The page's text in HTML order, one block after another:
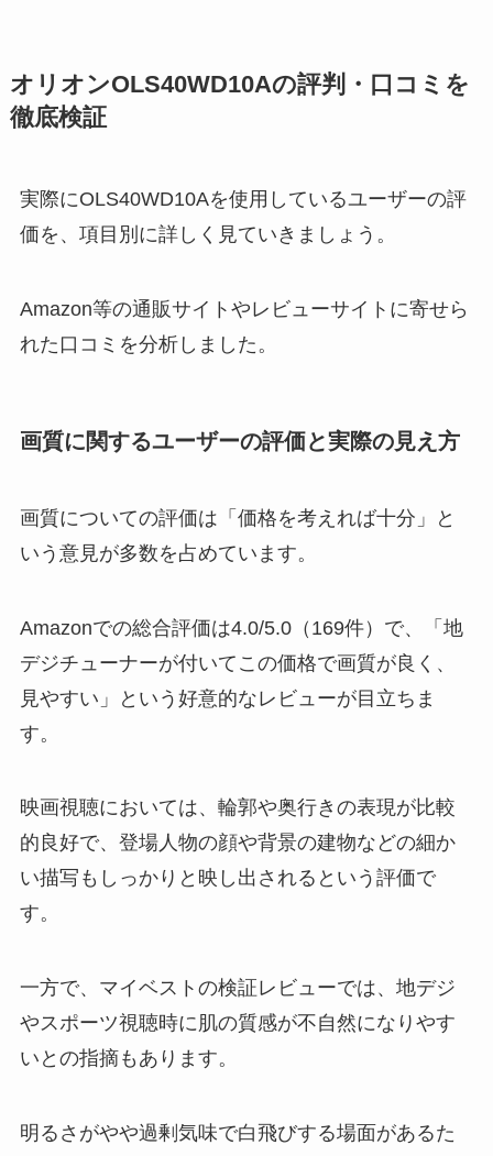
オリオンOLS40WD10Aの評判・口コミを
徹底検証
実際にOLS40WD10Aを使用しているユーザーの評
価を、項目別に詳しく見ていきましょう。
Amazon等の通販サイトやレビューサイトに寄せら
れた口コミを分析しました。
画質に関するユーザーの評価と実際の見え方
画質についての評価は「価格を考えれば十分」と
いう意見が多数を占めています。
Amazonでの総合評価は4.0/5.0（169件）で、「地
デジチューナーが付いてこの価格で画質が良く、
見やすい」という好意的なレビューが目立ちま
す。
映画視聴においては、輪郭や奥行きの表現が比較
的良好で、登場人物の顔や背景の建物などの細か
い描写もしっかりと映し出されるという評価で
す。
一方で、マイベストの検証レビューでは、地デジ
やスポーツ視聴時に肌の質感が不自然になりやす
いとの指摘もあります。
明るさがやや過剰気味で白飛びする場面があるた